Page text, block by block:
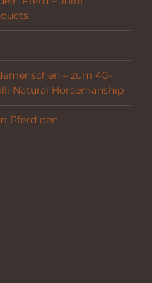
– zum 40-
Natural Horsemanship
Pferd den